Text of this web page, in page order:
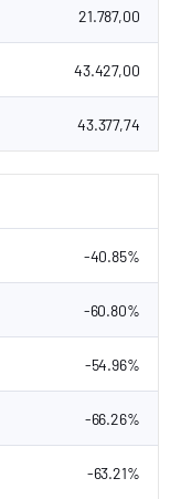
21.787,00
43.427,00
43.377,74
-40.85%
-60.80%
-54.96%
-66.26%
-63.21%